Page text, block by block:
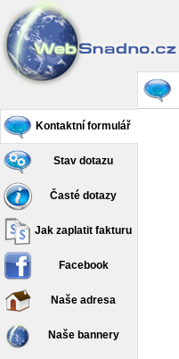
Kontaktní formulář
Stav dotazu
Časté dotazy
Jak zaplatit fakturu
Facebook
Naše adresa
Naše bannery